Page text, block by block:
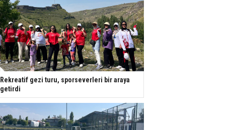
Rekreatif gezi turu, sporseverleri bir araya
getirdi